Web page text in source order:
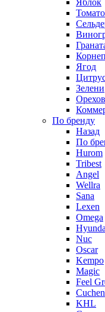
Яблок
Ягод
Зелени
Орехов
По бренду
Назад
По
Hurom
Tribest
Angel
Wellra
Sana
Lexen
Omega
Nuc
Oscar
Kempo
Magic
Feel
Cuchen
KHL